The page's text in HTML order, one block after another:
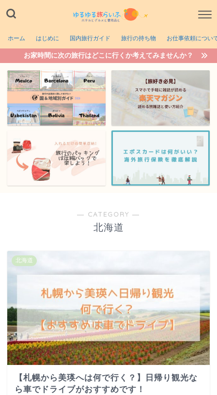
ホーム はじめに 国内旅行ガイド 旅行の持ち物 お仕事依頼につい
お家時間に次の旅行はどこに行くか考えてみませんか？
― CATEGORY ―
北海道
北海道
【札幌から美瑛へは何で行く？】日帰り観光な
ら車でドライブがおすすめです！